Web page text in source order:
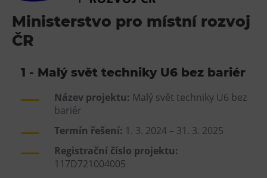
Narozeninové oslavy
Letní tábory
Pro školy
DOVýuky
Kroužky pro děti
Výjezdní akce
Ministerstvo pro místní rozvoj
ČR
1 - Malý svět techniky U6 bez bariér
Název projektu: Malý svět techniky U6 bez
bariér
Termín řešení: 1. 3. 2024 – 31. 3. 2025
Registrační číslo projektu:
117D721004005